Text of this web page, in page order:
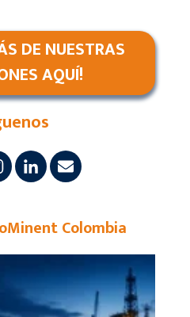
DE NUESTRAS
AQUÍ!
Colombia